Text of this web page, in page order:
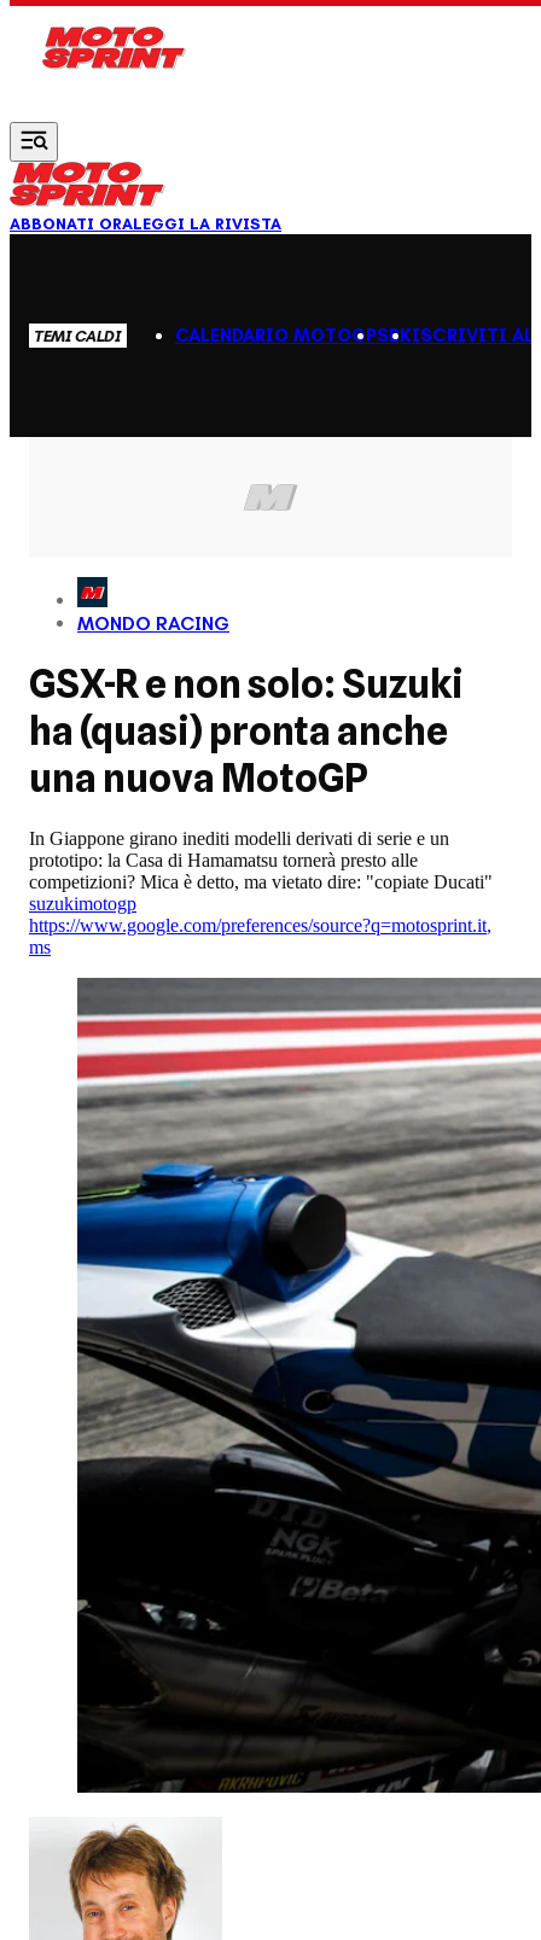
ABBONATI ORALEGGI LA RIVISTA
TEMI CALDI CALENDARIO MOTOGPSBKISCRIVITI AL
MONDO RACING
GSX-R e non solo: Suzuki
ha (quasi) pronta anche
una nuova MotoGP
In Giappone girano inediti modelli derivati di serie e un
prototipo: la Casa di Hamamatsu tornerà presto alle
competizioni? Mica è detto, ma vietato dire: "copiate Ducati"
suzukimotogp
https://www.google.com/preferences/source?q=motosprint.it,
ms